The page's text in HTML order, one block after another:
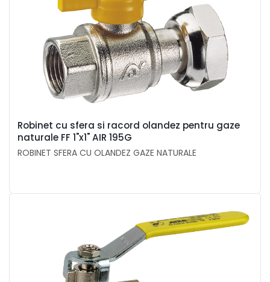
Robinet cu sfera si racord olandez pentru gaze
naturale FF 1"x1" AIR 195G
ROBINET SFERA CU OLANDEZ GAZE NATURALE